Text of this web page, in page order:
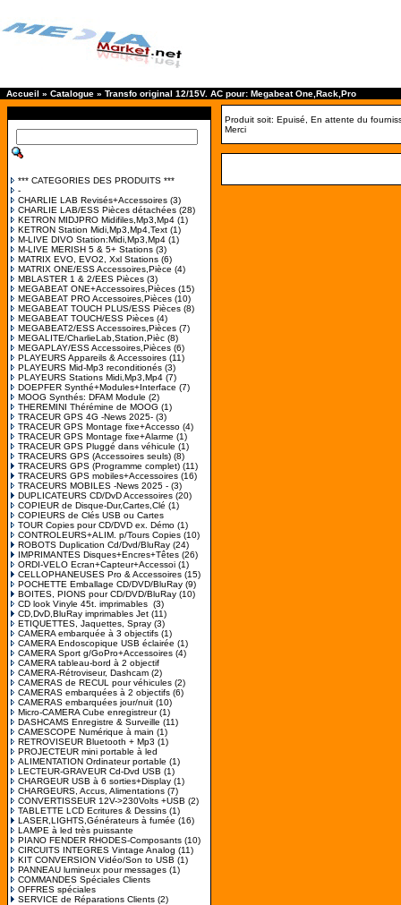
Accueil » Catalogue » Transfo original 12/15V. AC pour: Megabeat One,Rack,Pro
*** CATEGORIES DES PRODUITS ***
-
CHARLIE LAB Revisés+Accessoires (3)
CHARLIE LAB/ESS Pièces détachées (28)
KETRON MIDJPRO Midifiles,Mp3,Mp4 (1)
KETRON Station Midi,Mp3,Mp4,Text (1)
M-LIVE DIVO Station:Midi,Mp3,Mp4 (1)
M-LIVE MERISH 5 & 5+ Stations (3)
MATRIX EVO, EVO2, Xxl Stations (6)
MATRIX ONE/ESS Accessoires,Pièce (4)
MBLASTER 1 & 2/EES Pièces (3)
MEGABEAT ONE+Accessoires,Pièces (15)
MEGABEAT PRO Accessoires,Pièces (10)
MEGABEAT TOUCH PLUS/ESS Pièces (8)
MEGABEAT TOUCH/ESS Pièces (4)
MEGABEAT2/ESS Accessoires,Pièces (7)
MEGALITE/CharlieLab,Station,Pièc (8)
MEGAPLAY/ESS Accessoires,Pièces (6)
PLAYEURS Appareils & Accessoires (11)
PLAYEURS Mid-Mp3 reconditionés (3)
PLAYEURS Stations Midi,Mp3,Mp4 (7)
DOEPFER Synthé+Modules+Interface (7)
MOOG Synthés: DFAM Module (2)
THEREMINI Thérémine de MOOG (1)
TRACEUR GPS 4G -News 2025- (3)
TRACEUR GPS Montage fixe+Accesso (4)
TRACEUR GPS Montage fixe+Alarme (1)
TRACEUR GPS Pluggé dans véhicule (1)
TRACEURS GPS (Accessoires seuls) (8)
TRACEURS GPS (Programme complet) (11)
TRACEURS GPS mobiles+Accessoires (16)
TRACEURS MOBILES -News 2025 - (3)
DUPLICATEURS CD/DvD Accessoires (20)
COPIEUR de Disque-Dur,Cartes,Clé (1)
COPIEURS de Clés USB ou Cartes
TOUR Copies pour CD/DVD ex. Démo (1)
CONTROLEURS+ALIM. p/Tours Copies (10)
ROBOTS Duplication Cd/Dvd/BluRay (24)
IMPRIMANTES Disques+Encres+Têtes (26)
ORDI-VELO Ecran+Capteur+Accessoi (1)
CELLOPHANEUSES Pro & Accessoires (15)
POCHETTE Emballage CD/DVD/BluRay (9)
BOITES, PIONS pour CD/DVD/BluRay (10)
CD look Vinyle 45t. imprimables (3)
CD,DvD,BluRay imprimables Jet (11)
ETIQUETTES, Jaquettes, Spray (3)
CAMERA embarquée à 3 objectifs (1)
CAMERA Endoscopique USB éclairée (1)
CAMERA Sport g/GoPro+Accessoires (4)
CAMERA tableau-bord à 2 objectif
CAMERA-Rétroviseur, Dashcam (2)
CAMERAS de RECUL pour véhicules (2)
CAMERAS embarquées à 2 objectifs (6)
CAMERAS embarquées jour/nuit (10)
Micro-CAMERA Cube enregistreur(1)
DASHCAMS Enregistre & Surveille (11)
CAMESCOPE Numérique à main (1)
RETROVISEUR Bluetooth + Mp3 (1)
PROJECTEUR mini portable à led
ALIMENTATION Ordinateur portable (1)
LECTEUR-GRAVEUR Cd-Dvd USB (1)
CHARGEUR USB à 6 sorties+Display (1)
CHARGEURS, Accus, Alimentations (7)
CONVERTISSEUR 12V->230Volts +USB (2)
TABLETTE LCD Ecritures & Dessins (1)
LASER,LIGHTS,Générateurs à fumée (16)
LAMPE à led très puissante
PIANO FENDER RHODES-Composants (10)
CIRCUITS INTEGRES Vintage Analog (11)
KIT CONVERSION Vidéo/Son to USB (1)
PANNEAU lumineux pour messages (1)
COMMANDES Spéciales Clients
OFFRES spéciales
SERVICE de Réparations Clients (2)
Produit soit: Epuisé, En attente du
Merci